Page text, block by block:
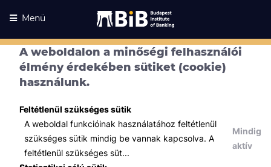
A weboldalon a minőségi felhasználói
élmény érdekében sütiket (cookie)
használunk.
Feltétlenül szükséges sütik
A weboldal funkcióinak használatához feltétlenül
szükséges sütik mindig be vannak kapcsolva. A
feltétlenül szükséges süt...
Mindig
aktív
Menü
Kurzusaink Kurzusaink
Minden témában
Összes
IT / Digitalizáció
Távoli ügyfél-átvilágítás, online